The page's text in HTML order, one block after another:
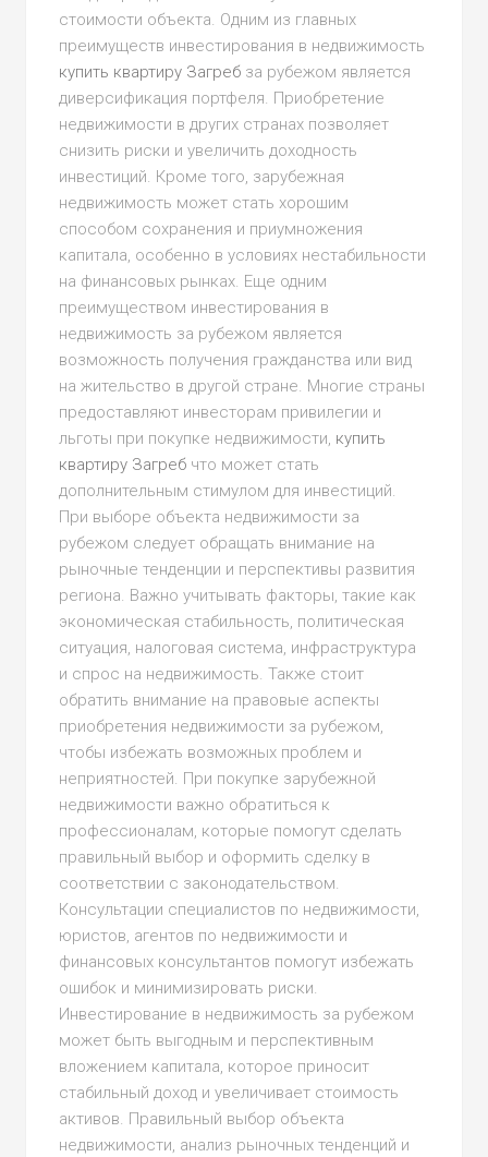
стоимости объекта. Одним из главных
преимуществ инвестирования в недвижимость
купить квартиру Загреб за рубежом является
диверсификация портфеля. Приобретение
недвижимости в других странах позволяет
снизить риски и увеличить доходность
инвестиций. Кроме того, зарубежная
недвижимость может стать хорошим
способом сохранения и приумножения
капитала, особенно в условиях нестабильности
на финансовых рынках. Еще одним
преимуществом инвестирования в
недвижимость за рубежом является
возможность получения гражданства или вид
на жительство в другой стране. Многие страны
предоставляют инвесторам привилегии и
льготы при покупке недвижимости, купить
квартиру Загреб что может стать
дополнительным стимулом для инвестиций.
При выборе объекта недвижимости за
рубежом следует обращать внимание на
рыночные тенденции и перспективы развития
региона. Важно учитывать факторы, такие как
экономическая стабильность, политическая
ситуация, налоговая система, инфраструктура
и спрос на недвижимость. Также стоит
обратить внимание на правовые аспекты
приобретения недвижимости за рубежом,
чтобы избежать возможных проблем и
неприятностей. При покупке зарубежной
недвижимости важно обратиться к
профессионалам, которые помогут сделать
правильный выбор и оформить сделку в
соответствии с законодательством.
Консультации специалистов по недвижимости,
юристов, агентов по недвижимости и
финансовых консультантов помогут избежать
ошибок и минимизировать риски.
Инвестирование в недвижимость за рубежом
может быть выгодным и перспективным
вложением капитала, которое приносит
стабильный доход и увеличивает стоимость
активов. Правильный выбор объекта
недвижимости, анализ рыночных тенденций и